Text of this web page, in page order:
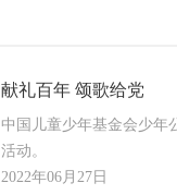
献礼百年 颂歌给党
中国儿童少年基金会少年
活动。
2022年06月27日